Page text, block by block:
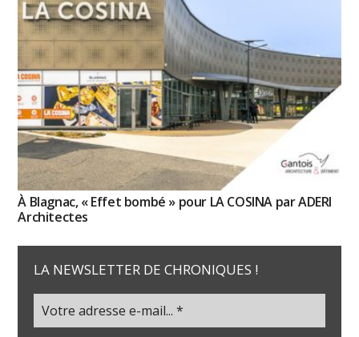
À Blagnac, « Effet bombé » pour LA COSINA par ADERI
Architectes
LA NEWSLETTER DE CHRONIQUES !